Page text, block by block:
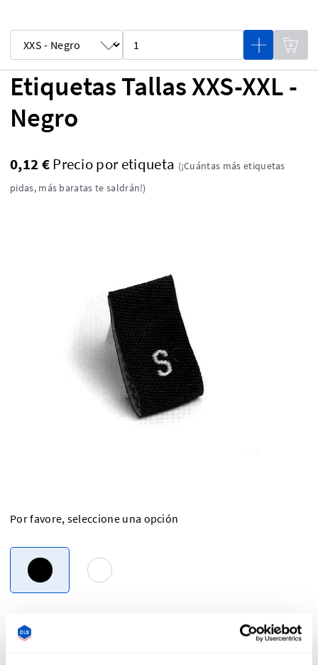
Etiquetas Tallas XXS-XXL -
Negro
0,12 €Precio por etiqueta (¡Cuántas más etiquetas
pidas, más baratas te saldrán!)
Por favore, seleccione una opción
Descripción general